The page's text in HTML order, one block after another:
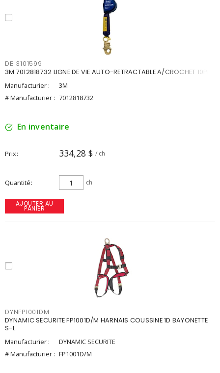
DBI3101599
3M 7012818732 LIGNE DE VIE AUTO-RETRACTABLE A/CROCHET 10PI
Manufacturier :
3M
# Manufacturier : 7012818732
En inventaire
Prix 334,28 $ / ch
Quantité ch
AJOUTER AU
PANIER
DYNFP1001DM
DYNAMIC SECURITE FP1001D/M HARNAIS COUSSINE 1D BAYONETTE
S-L
Manufacturier :
DYNAMIC SECURITE
# Manufacturier : FP1001D/M